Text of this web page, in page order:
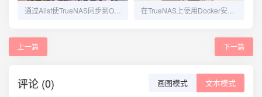
上一篇 下一篇
评论 (0) 画图模式 文本模式